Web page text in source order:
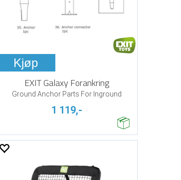
Kjøp
EXIT Galaxy Forankring
Ground Anchor Parts For Inground
1 119,-